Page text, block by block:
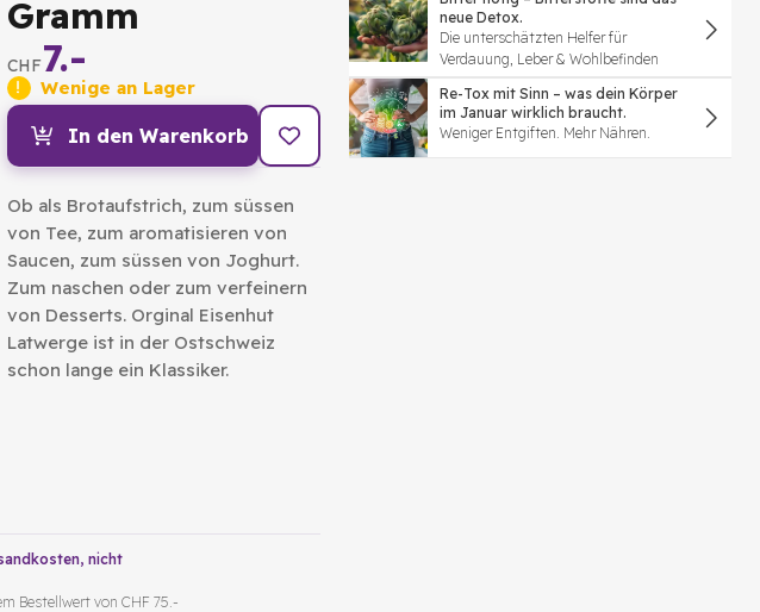
Gramm
CHF7.-
Wenige an Lager
In den Warenkorb
Ob als Brotaufstrich, zum süssen
von Tee, zum aromatisieren von
Saucen, zum süssen von Joghurt.
Zum naschen oder zum verfeinern
von Desserts. Orginal Eisenhut
Latwerge ist in der Ostschweiz
schon lange ein Klassiker.
, nicht
Bestellwert von CHF 75.-
neue Detox.
Die unterschätzten Helfer für
Verdauung, Leber & Wohlbefinden
Re-Tox mit Sinn – was dein Körper
im Januar wirklich braucht.
Weniger Entgiften. Mehr Nähren.